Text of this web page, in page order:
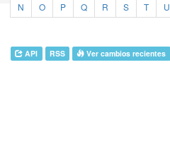
N
O P Q R S T U
API RSS Ver cambios recientes